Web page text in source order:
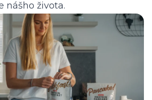
nášho života.